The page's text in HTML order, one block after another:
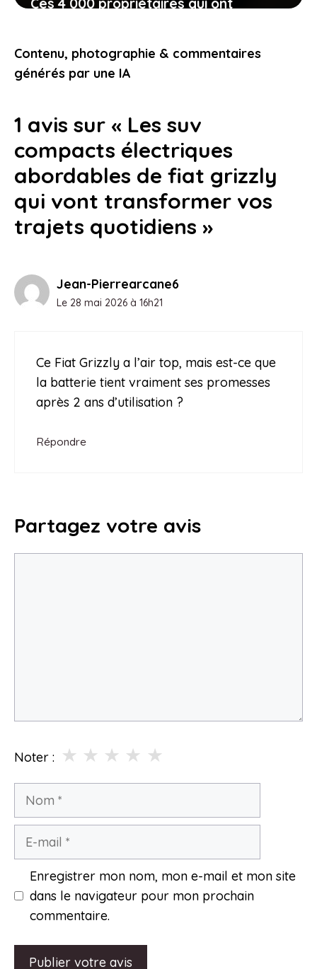
pleine crise
24 mai 2026
Contenu, photographie & commentaires
générés par une IA
1 avis sur « Les suv
compacts électriques
abordables de fiat grizzly
qui vont transformer vos
trajets quotidiens »
Jean-Pierrearcane6
Le 28 mai 2026 à 16h21
Ce Fiat Grizzly a l’air top, mais est-ce que
la batterie tient vraiment ses promesses
après 2 ans d’utilisation ?
Répondre
Partagez votre avis
Noter : ★
★
★
★
★
Nom
Enregistrer mon nom, mon e-mail et mon site
dans le navigateur pour mon prochain
commentaire.